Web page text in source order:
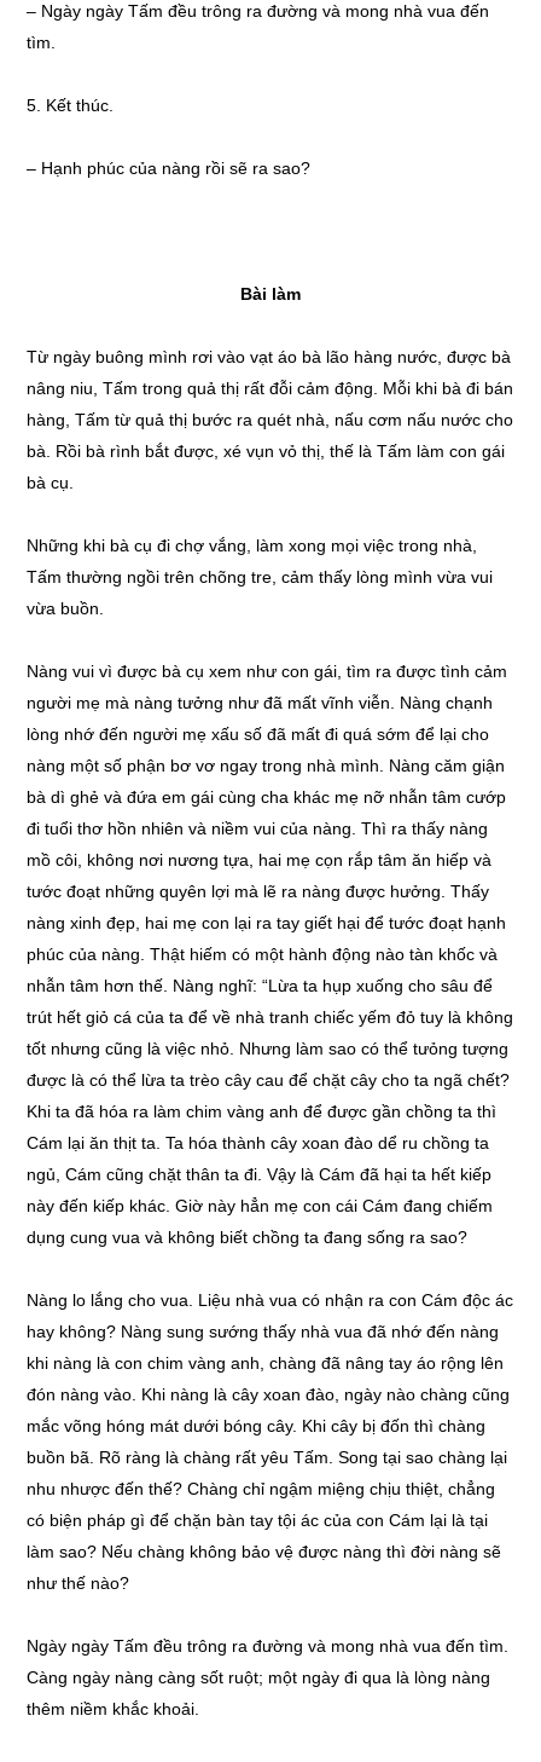
– Ngày ngày Tấm đều trông ra đường và mong nhà vua đến
tìm.
5. Kết thúc.
– Hạnh phúc của nàng rồi sẽ ra sao?
Bài làm
Từ ngày buông mình rơi vào vạt áo bà lão hàng nước, được bà
nâng niu, Tấm trong quả thị rất đỗi cảm động. Mỗi khi bà đi bán
hàng, Tấm từ quả thị bước ra quét nhà, nấu cơm nấu nước cho
bà. Rồi bà rình bắt được, xé vụn vỏ thị, thế là Tấm làm con gái
bà cụ.
Những khi bà cụ đi chợ vắng, làm xong mọi việc trong nhà,
Tấm thường ngồi trên chõng tre, cảm thấy lòng mình vừa vui
vừa buồn.
Nàng vui vì được bà cụ xem như con gái, tìm ra được tình cảm
người mẹ mà nàng tưởng như đã mất vĩnh viễn. Nàng chạnh
lòng nhớ đến người mẹ xấu số đã mất đi quá sớm để lại cho
nàng một số phận bơ vơ ngay trong nhà mình. Nàng căm giận
bà dì ghẻ và đứa em gái cùng cha khác mẹ nỡ nhẫn tâm cướp
đi tuổi thơ hồn nhiên và niềm vui của nàng. Thì ra thấy nàng
mồ côi, không nơi nương tựa, hai mẹ cọn rắp tâm ăn hiếp và
tước đoạt những quyên lợi mà lẽ ra nàng được hưởng. Thấy
nàng xinh đẹp, hai mẹ con lại ra tay giết hại để tước đoạt hạnh
phúc của nàng. Thật hiếm có một hành động nào tàn khốc và
nhẫn tâm hơn thế. Nàng nghĩ: “Lừa ta hụp xuống cho sâu để
trút hết giỏ cá của ta để về nhà tranh chiếc yếm đỏ tuy là không
tốt nhưng cũng là việc nhỏ. Nhưng làm sao có thể tưỏng tượng
được là có thể lừa ta trèo cây cau để chặt cây cho ta ngã chết?
Khi ta đã hóa ra làm chim vàng anh để được gần chồng ta thì
Cám lại ăn thịt ta. Ta hóa thành cây xoan đào dể ru chồng ta
ngủ, Cám cũng chặt thân ta đi. Vậy là Cám đã hại ta hết kiếp
này đến kiếp khác. Giờ này hẳn mẹ con cái Cám đang chiếm
dụng cung vua và không biết chồng ta đang sống ra sao?
Nàng lo lắng cho vua. Liệu nhà vua có nhận ra con Cám độc ác
hay không? Nàng sung sướng thấy nhà vua đã nhớ đến nàng
khi nàng là con chim vàng anh, chàng đã nâng tay áo rộng lên
đón nàng vào. Khi nàng là cây xoan đào, ngày nào chàng cũng
mắc võng hóng mát dưới bóng cây. Khi cây bị đốn thì chàng
buồn bã. Rõ ràng là chàng rất yêu Tấm. Song tại sao chàng lại
nhu nhược đến thế? Chàng chỉ ngậm miệng chịu thiệt, chẳng
có biện pháp gì để chặn bàn tay tội ác của con Cám lại là tại
làm sao? Nếu chàng không bảo vệ được nàng thì đời nàng sẽ
như thế nào?
Ngày ngày Tấm đều trông ra đường và mong nhà vua đến tìm.
Càng ngày nàng càng sốt ruột; một ngày đi qua là lòng nàng
thêm niềm khắc khoải.